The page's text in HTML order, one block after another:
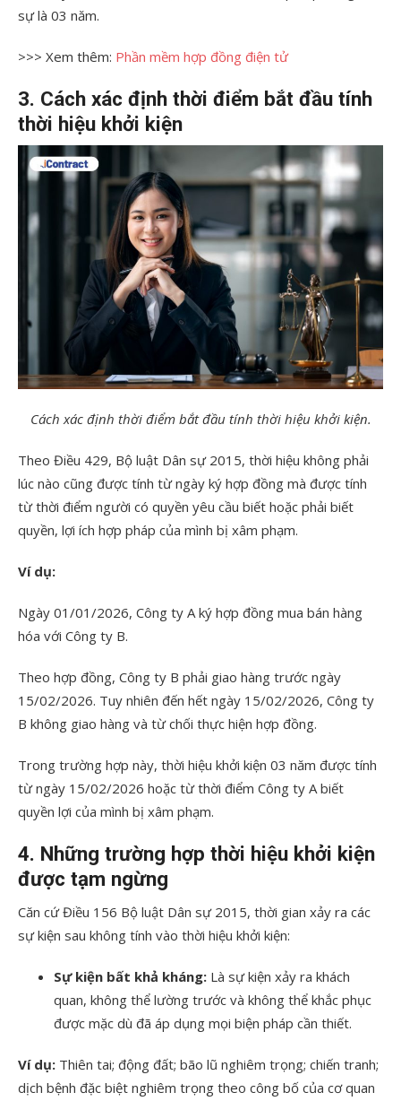
sự là 03 năm.
>>> Xem thêm: Phần mềm hợp đồng điện tử
3. Cách xác định thời điểm bắt đầu tính
thời hiệu khởi kiện
Cách xác định thời điểm bắt đầu tính thời hiệu khởi kiện.
Theo Điều 429, Bộ luật Dân sự 2015, thời hiệu không phải
lúc nào cũng được tính từ ngày ký hợp đồng mà được tính
từ thời điểm người có quyền yêu cầu biết hoặc phải biết
quyền, lợi ích hợp pháp của mình bị xâm phạm.
Ví dụ:
Ngày 01/01/2026, Công ty A ký hợp đồng mua bán hàng
hóa với Công ty B.
Theo hợp đồng, Công ty B phải giao hàng trước ngày
15/02/2026. Tuy nhiên đến hết ngày 15/02/2026, Công ty
B không giao hàng và từ chối thực hiện hợp đồng.
Trong trường hợp này, thời hiệu khởi kiện 03 năm được tính
từ ngày 15/02/2026 hoặc từ thời điểm Công ty A biết
quyền lợi của mình bị xâm phạm.
4. Những trường hợp thời hiệu khởi kiện
được tạm ngừng
Căn cứ Điều 156 Bộ luật Dân sự 2015, thời gian xảy ra các
sự kiện sau không tính vào thời hiệu khởi kiện:
Sự kiện bất khả kháng: Là sự kiện xảy ra khách
quan, không thể lường trước và không thể khắc phục
được mặc dù đã áp dụng mọi biện pháp cần thiết.
Ví dụ: Thiên tai; động đất; bão lũ nghiêm trọng; chiến tranh;
dịch bệnh đặc biệt nghiêm trọng theo công bố của cơ quan